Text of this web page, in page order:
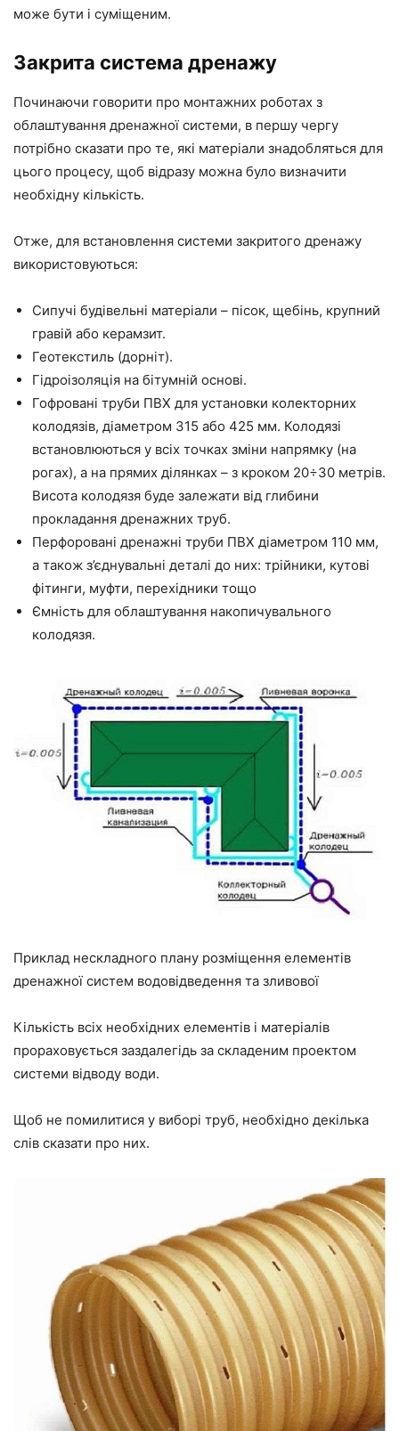
може бути і суміщеним.
Закрита система дренажу
Починаючи говорити про монтажних роботах з
облаштування дренажної системи, в першу чергу
потрібно сказати про те, які матеріали знадобляться для
цього процесу, щоб відразу можна було визначити
необхідну кількість.
Отже, для встановлення системи закритого дренажу
використовуються:
Сипучі будівельні матеріали – пісок, щебінь, крупний
гравій або керамзит.
Геотекстиль (дорніт).
Гідроізоляція на бітумній основі.
Гофровані труби ПВХ для установки колекторних
колодязів, діаметром 315 або 425 мм. Колодязі
встановлюються у всіх точках зміни напрямку (на
рогах), а на прямих ділянках – з кроком 20÷30 метрів.
Висота колодязя буде залежати від глибини
прокладання дренажних труб.
Перфоровані дренажні труби ПВХ діаметром 110 мм,
а також з’єднувальні деталі до них: трійники, кутові
фітинги, муфти, перехідники тощо
Ємність для облаштування накопичувального
колодязя.
Приклад нескладного плану розміщення елементів
дренажної систем водовідведення та зливової
Кількість всіх необхідних елементів і матеріалів
прораховується заздалегідь за складеним проектом
системи відводу води.
Щоб не помилитися у виборі труб, необхідно декілька
слів сказати про них.